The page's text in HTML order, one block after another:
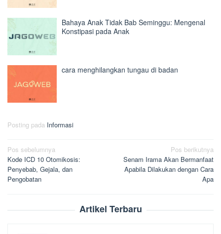
Bahaya Anak Tidak Bab Seminggu: Mengenal
Konstipasi pada Anak
cara menghilangkan tungau di badan
Posting pada Informasi
Navigasi
pos
Pos sebelumnya
Kode ICD 10 Otomikosis:
Penyebab, Gejala, dan
Pengobatan
Pos berikutnya
Senam Irama Akan Bermanfaat
Apabila Dilakukan dengan Cara
Apa
Artikel Terbaru